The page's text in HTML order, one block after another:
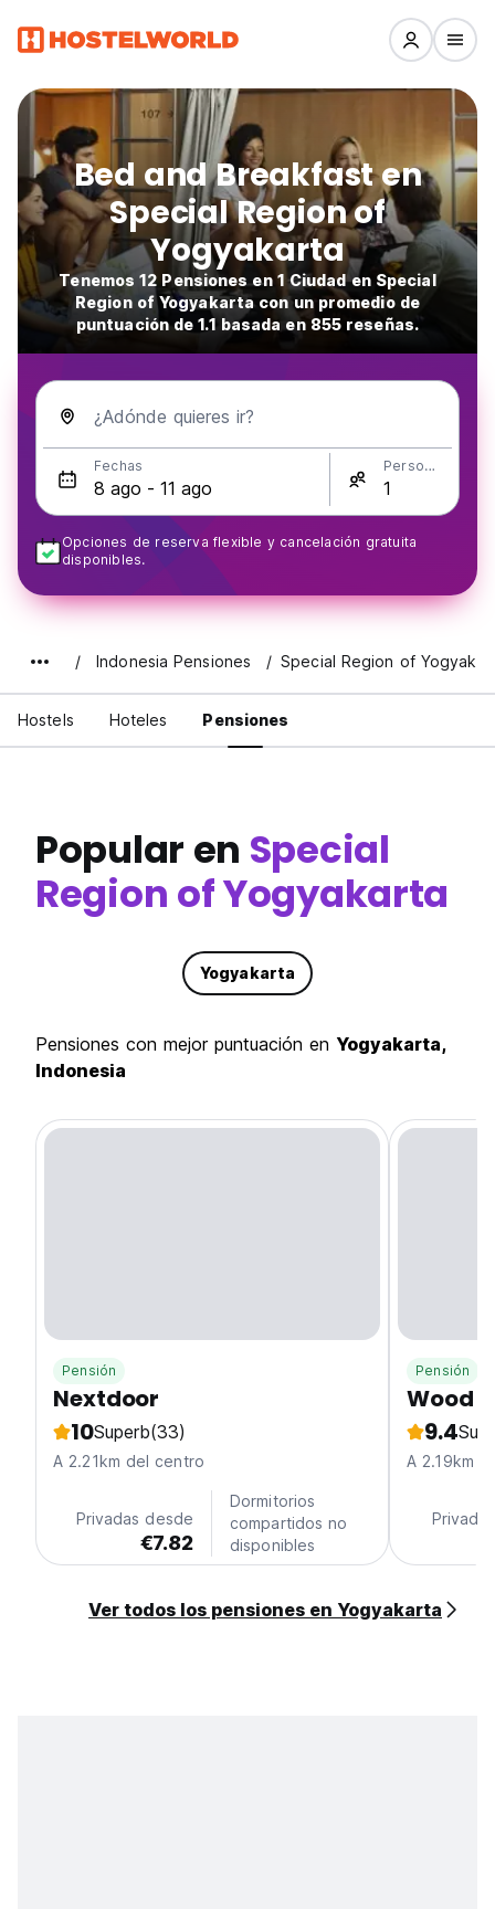
Bed and Breakfast en
Special Region of
Yogyakarta
Tenemos 12 Pensiones en 1 Ciudad en Special
Region of Yogyakarta con un promedio de
puntuación de 1.1 basada en 855 reseñas.
¿Adónde quieres ir?
Fechas Personas
Opciones de reserva flexible y cancelación gratuita
disponibles.
Indonesia Pensiones Special Region of
Hostels Hoteles Pensiones
Popular en Special
Region of Yogyakarta
Yogyakarta
pensiones con mejor puntuación en Yogyakarta,
Indonesia
Pensión
Nextdoor
10Superb(33)
A 2.21km del centro
Privadas desde
€7.82
Dormitorios
compartidos no
disponibles
Pensión
Wood
9.4
A 2.19km
Ver todos los pensiones en Yogyakarta